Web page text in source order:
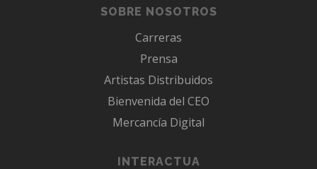
SOBRE NOSOTROS
Carreras
Prensa
Artistas Distribuidos
Bienvenida del CEO
Mercancía Digital
INTERACTUA